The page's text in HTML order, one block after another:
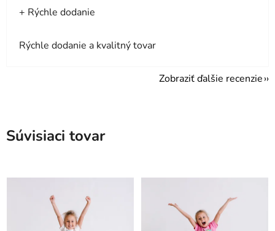
+ Rýchle dodanie
Rýchle dodanie a kvalitný tovar
Zobraziť ďalšie recenzie
Súvisiaci tovar